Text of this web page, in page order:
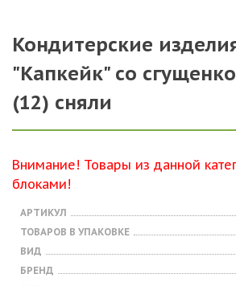
Кондитерские
"Капкейк" со
(12) сняли
Внимание! Товары из данной
блоками!
АРТИКУЛ
ТОВАРОВ В УПАКОВКЕ
ВИД
БРЕНД